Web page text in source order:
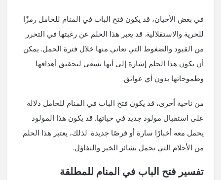
في بعض الأحيان، قد يكون فتح الباب في المنام للحامل رمزًا
للحرية والاستقلالية. قد يعبر هذا الحلم عن رغبتها في التحرر
من القيود والضغوط التي تعاني منها خلال فترة الحمل. يمكن
أن يكون هذا الحلم إشارة إلى أنها تسعى لتحقيق أهدافها
وطموحاتها بدون أي عوائق.
من ناحية أخرى، قد يكون فتح الباب في المنام للحامل دلالة
على استقبال مولود جديد في حياتها. قد يكون هذا المولود
يحمل معه أخبارًا سارة أو فرصًا جديدة. لذلك، يعتبر هذا الحلم
من الأحلام التي تحمل بشائر الخير والتفاؤل.
تفسير فتح الباب في المنام للمطلقة